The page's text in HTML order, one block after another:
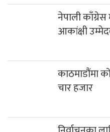
नेपाली काँग्रेस
आकांक्षी
काठमाडौंमा
चार हजार